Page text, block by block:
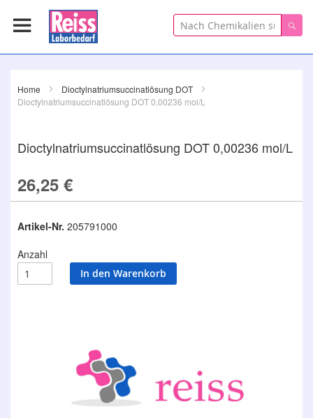
Suche
Home
Dioctylnatriumsuccinatlösung DOT
Dioctylnatriumsuccinatlösung DOT 0,00236 mol/L
Dioctylnatriumsuccinatlösung DOT 0,00236 mol/L
26,25 €
Artikel-Nr. 205791000
Anzahl
In den Warenkorb